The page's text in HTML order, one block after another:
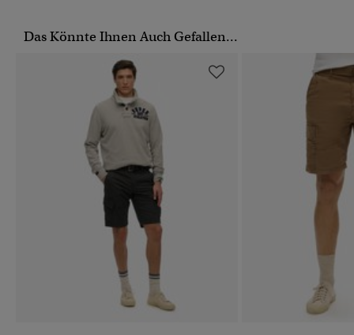
Das Könnte Ihnen Auch Gefallen...